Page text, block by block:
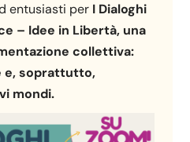
entusiasti per I Dialoghi
– Idee in Libertà, una
collettiva:
e, soprattutto,
mondi.